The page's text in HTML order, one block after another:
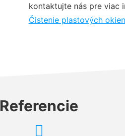
kontaktujte nás pre viac
Čistenie plastových
Referencie